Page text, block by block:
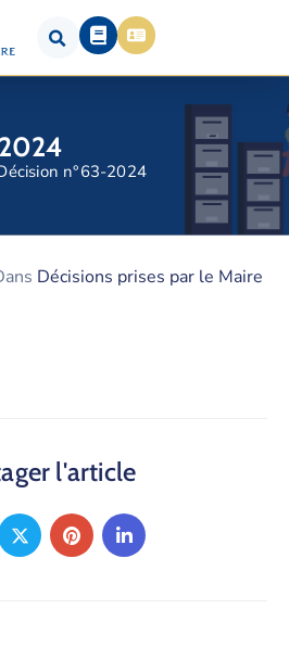
n°63-2024
Décisions prises par le Maire
l'article